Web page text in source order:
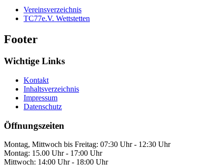
Vereinsverzeichnis
TC77e.V. Wettstetten
Footer
Wichtige Links
Kontakt
Inhaltsverzeichnis
Impressum
Datenschutz
Öffnungszeiten
Montag, Mittwoch bis Freitag: 07:30 Uhr - 12:30 Uhr
Montag: 15.00 Uhr - 17:00 Uhr
Mittwoch: 14:00 Uhr - 18:00 Uhr